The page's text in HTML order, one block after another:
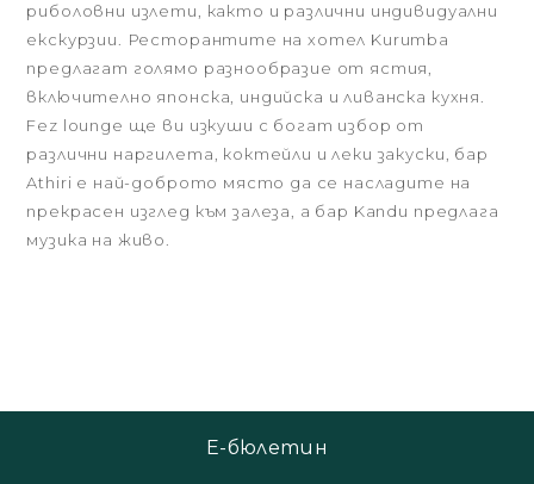
риболовни излети, както и различни индивидуални
екскурзии. Ресторантите на хотел Kurumba
предлагат голямо разнообразие от ястия,
включително японска, индийска и ливанска кухня.
Fez lounge ще ви изкуши с богат избор от
различни наргилета, коктейли и леки закуски, бар
Athiri е най-доброто място да се насладите на
прекрасен изглед към залеза, а бар Kandu предлага
музика на живо.
Е-бюлетин